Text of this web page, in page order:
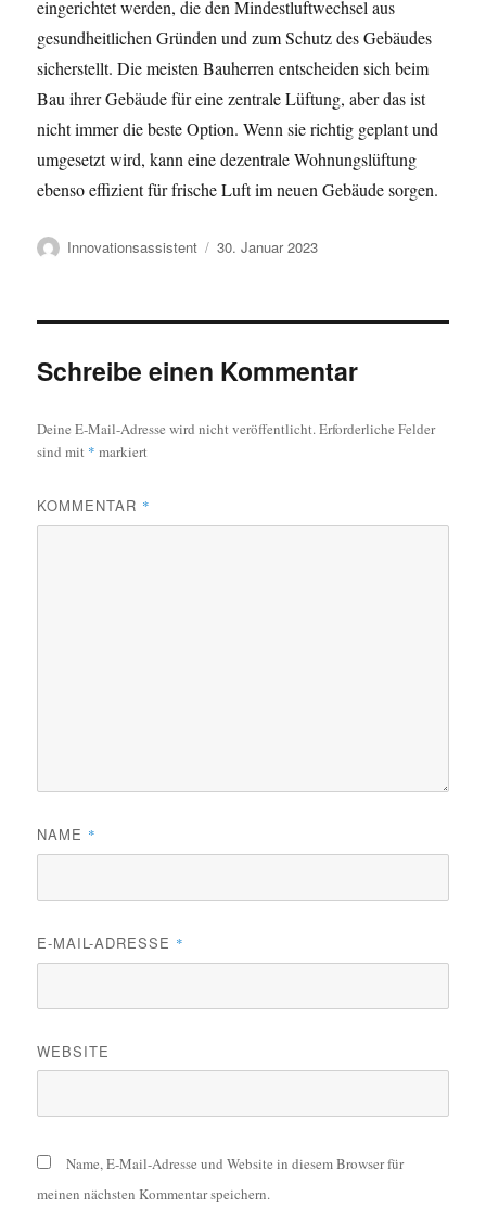
eingerichtet werden, die den Mindestluftwechsel aus
gesundheitlichen Gründen und zum Schutz des Gebäudes
sicherstellt. Die meisten Bauherren entscheiden sich beim
Bau ihrer Gebäude für eine zentrale Lüftung, aber das ist
nicht immer die beste Option. Wenn sie richtig geplant und
umgesetzt wird, kann eine dezentrale Wohnungslüftung
ebenso effizient für frische Luft im neuen Gebäude sorgen.
Autor
Innovationsassistent
Veröffentlicht
30. Januar 2023
Schreibe einen Kommentar
Deine E-Mail-Adresse wird nicht veröffentlicht.Erforderliche Felder
sind mit * markiert
KOMMENTAR *
NAME *
E-MAIL-ADRESSE *
WEBSITE
Name, E-Mail-Adresse und Website in diesem Browser für
meinen nächsten Kommentar speichern.